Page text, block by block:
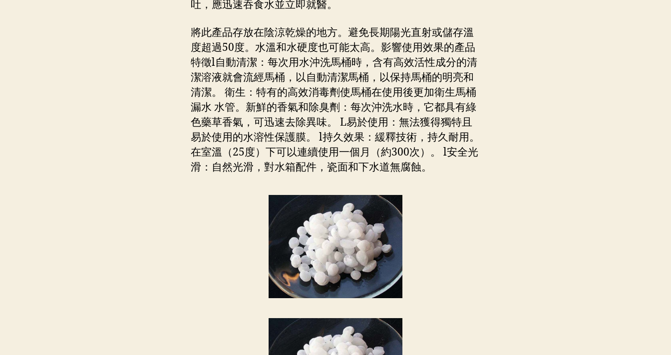
吐，應迅速吞食水並立即就醫。
將此產品存放在陰涼乾燥的地方。避免長期陽光直射或儲存溫
度超過50度。水溫和水硬度也可能太高。影響使用效果的產品
特徵l自動清潔：每次用水沖洗馬桶時，含有高效活性成分的清
潔溶液就會流經馬桶，以自動清潔馬桶，以保持馬桶的明亮和
清潔。 衛生：特有的高效消毒劑使馬桶在使用後更加衛生馬桶
漏水 水管。新鮮的香氣和除臭劑：每次沖洗水時，它都具有綠
色藥草香氣，可迅速去除異味。 L易於使用：無法獲得獨特且
易於使用的水溶性保護膜。 l持久效果：緩釋技術，持久耐用。
在室溫（25度）下可以連續使用一個月（約300次）。 l安全光
滑：自然光滑，對水箱配件，瓷面和下水道無腐蝕。